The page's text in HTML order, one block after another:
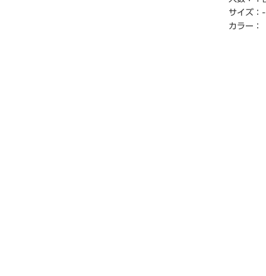
※商品仕
い。
※仕入先
サイズ： -
カラー：